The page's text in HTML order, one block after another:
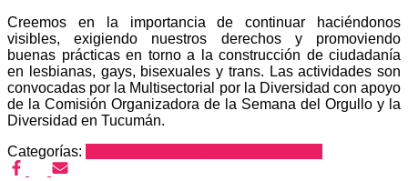
Creemos en la importancia de continuar haciéndonos
visibles, exigiendo nuestros derechos y promoviendo
buenas prácticas en torno a la construcción de ciudadanía
en lesbianas, gays, bisexuales y trans. Las actividades son
convocadas por la Multisectorial por la Diversidad con apoyo
de la Comisión Organizadora de la Semana del Orgullo y la
Diversidad en Tucumán.
Categorías: